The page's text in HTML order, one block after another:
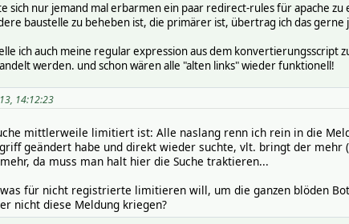
sich nur jemand mal erbarmen ein paar redirect-rules für apache
baustelle zu beheben ist, die primärer ist, übertrag ich das
ich auch meine regular expression aus dem
werden. und schon wären alle "alten links" wieder funktionell!
14:12:23
mittlerweile limitiert ist: Alle naslang renn ich rein in die
geändert habe und direkt wieder suchte, vlt. bringt der mehr
da muss man halt hier die Suche traktieren...
für nicht registrierte limitieren will, um die ganzen blöden
nicht diese Meldung kriegen?